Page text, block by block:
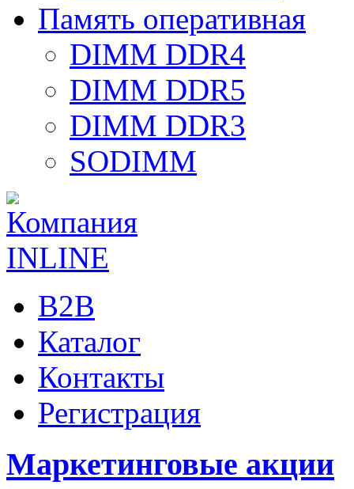
Память оперативная
DIMM DDR4
DIMM DDR5
DIMM DDR3
SODIMM
B2B
Каталог
Контакты
Регистрация
Маркетинговые акции